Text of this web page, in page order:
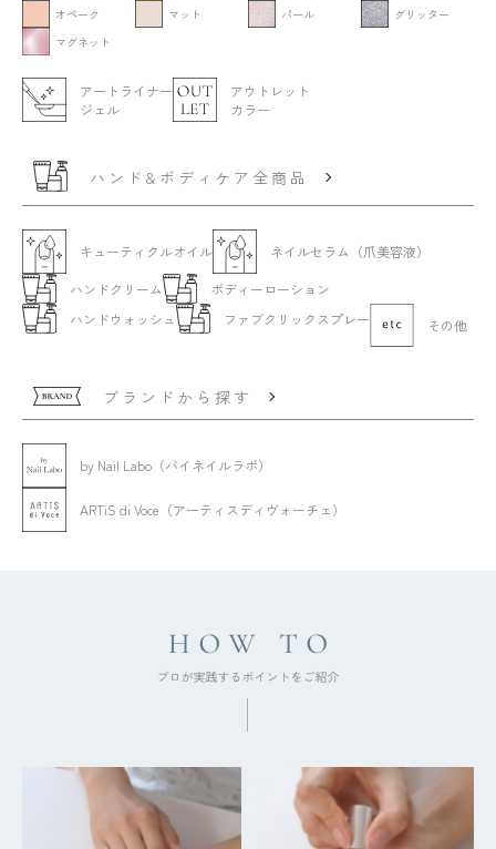
オペーク
マット パール
グリッター
マグネット
アートライナー
ジェル
アウトレット
カラー
ハンド&ボディケア全商品
キューティクルオイル
ネイルセラム（爪美容液）
ハンドクリーム
ボディーローション
ハンドウォッシュ
ファブクリックスプレー その他
ブランドから探す
by Nail Labo（バイネイルラボ）
ARTiS di Voce（アーティスディヴォーチェ）